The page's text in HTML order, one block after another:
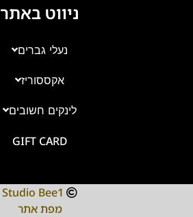
ניווט באתר
נעלי גברים
אקססוריז
לינקים חשובים
GIFT CARD
Studio Bee1
מפת אתר